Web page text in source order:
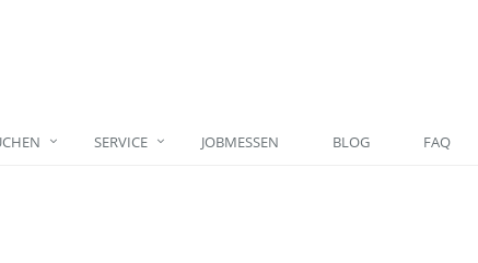
SERVICE JOBMESSEN BLOG FAQ